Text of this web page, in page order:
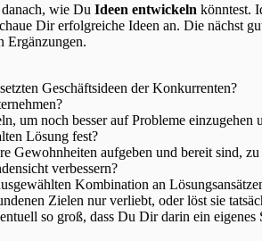
wie Du Ideen entwickeln könntest.
Dir erfolgreiche Ideen an. Die nächst
Ergänzungen.
Geschäftsideen der Konkurrenten?
um noch besser auf Probleme einzugehen
Lösung fest?
Gewohnheiten aufgeben und bereit sind,
verbessern?
Kombination an
Zielen nur verliebt, oder löst sie
so groß, dass Du Dir darin ein